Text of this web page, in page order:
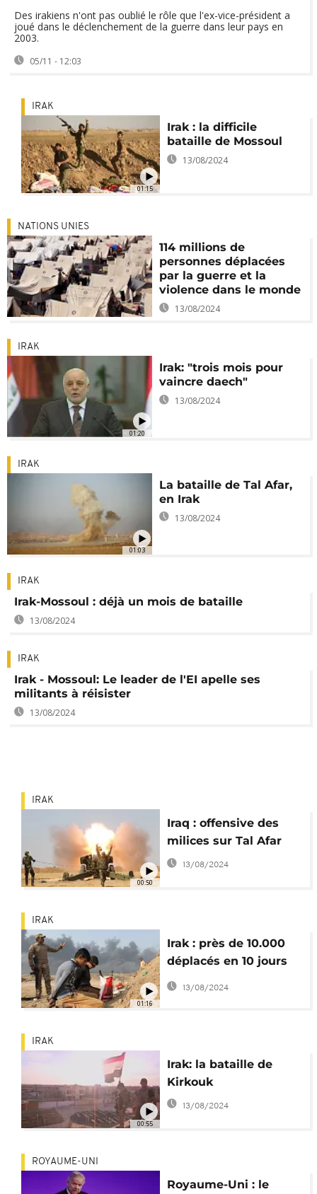
Des irakiens n'ont pas oublié le rôle que l'ex-vice-président a
joué dans le déclenchement de la guerre dans leur pays en
2003.
05/11 - 12:03
01:15
IRAK
Irak : la difficile
bataille de Mossoul
13/08/2024
NATIONS UNIES
114 millions de
personnes déplacées
par la guerre et la
violence dans le monde
13/08/2024
01:20
IRAK
Irak: "trois mois pour
vaincre daech"
13/08/2024
01:03
IRAK
La bataille de Tal Afar,
en Irak
13/08/2024
IRAK
Irak-Mossoul : déjà un mois de bataille
13/08/2024
IRAK
Irak - Mossoul: Le leader de l'EI apelle ses
militants à réisister
13/08/2024
00:50
IRAK
Iraq : offensive des
milices sur Tal Afar
13/08/2024
01:16
IRAK
Irak : près de 10.000
déplacés en 10 jours
de combats
13/08/2024
00:55
IRAK
Irak: la bataille de
Kirkouk
13/08/2024
ROYAUME-UNI
Royaume-Uni : le